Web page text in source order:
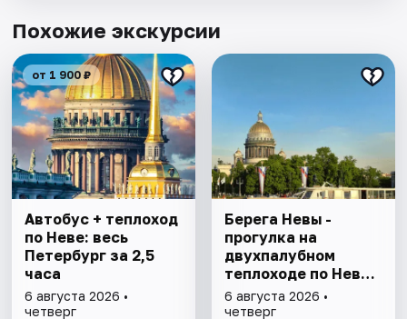
Похожие экскурсии
от 1 900 ₽
Автобус + теплоход
по Неве: весь
Петербург за 2,5
часа
6 августа 2026 •
четверг
Берега Невы -
прогулка на
двухпалубном
теплоходе по Неве
с подходом к
Финскому заливу
6 августа 2026 •
четверг